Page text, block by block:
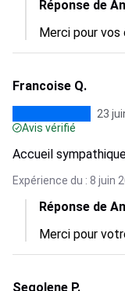
Réponse de
Merci pour vos
Francoise Q.
23
Avis vérifié
Accueil
Expérience du : 8 juin
Réponse de
Merci pour
Segolene P.